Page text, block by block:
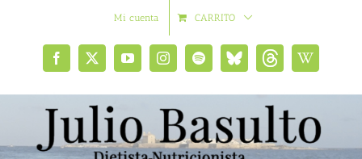
Mi cuenta CARRITO
Facebook
X YouTubeInstagramSpotifyBluesky
social
ThreadsWikipedia